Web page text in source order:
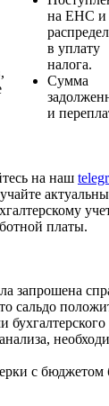
на ЕНС и
в уплату
налога.
Сумма
и
на наш
платы.
запрошена
сальдо
с бюджетом